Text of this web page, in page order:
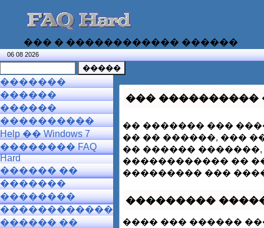
��� � ������������ ������
06 08 2026
�������
������
������
����������
Help �� Windows 7
�������� FAQ
Hard
������ ��
�������
��������
������������
������ ��
��� ����������
�� ������� ���
�� �� ������, ���
�� ������
������������ ��
��������� ���
���������
���� ��� ������